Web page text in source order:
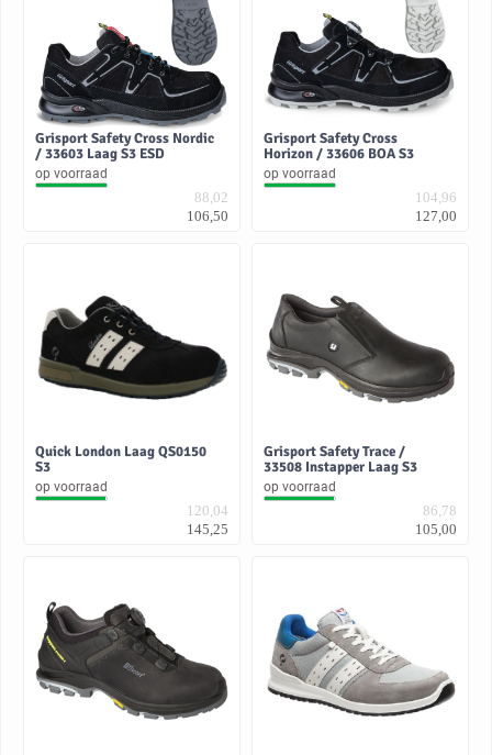
Grisport Safety Cross Nordic
/ 33603 Laag S3 ESD
op voorraad
88,02
106,50
Grisport Safety Cross
Horizon / 33606 BOA S3
op voorraad
104,96
127,00
Quick London Laag QS0150
S3
op voorraad
120,04
145,25
Grisport Safety Trace /
33508 Instapper Laag S3
op voorraad
86,78
105,00